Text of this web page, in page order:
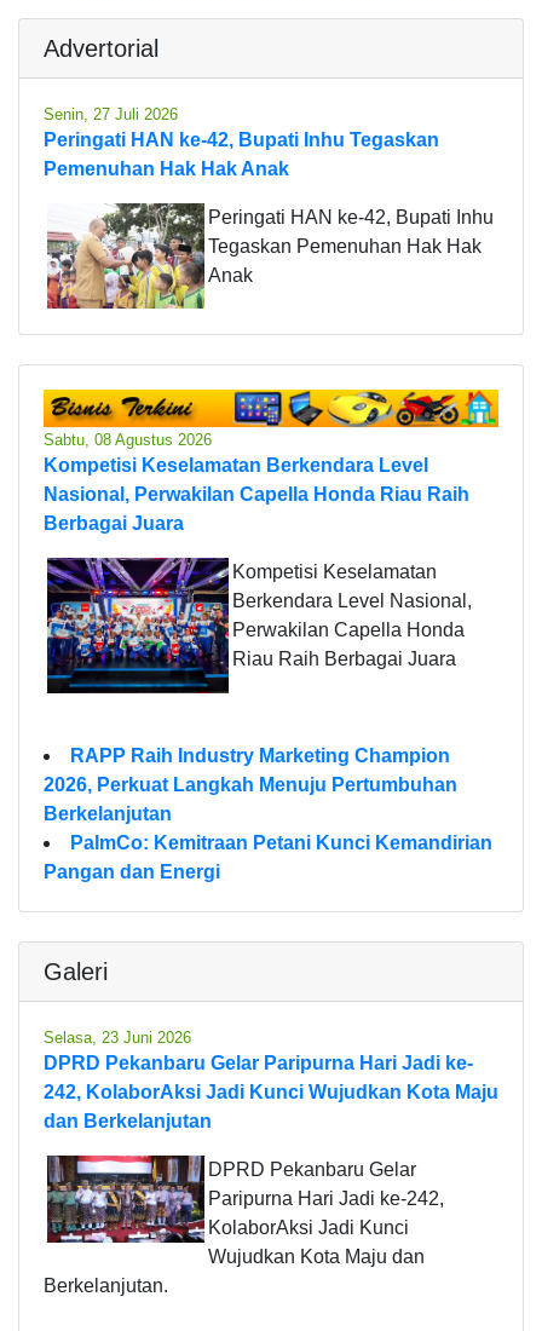
Advertorial
Senin, 27 Juli 2026
Peringati HAN ke-42, Bupati Inhu Tegaskan
Pemenuhan Hak Hak Anak
Peringati HAN ke-42, Bupati Inhu
Tegaskan Pemenuhan Hak Hak
Anak
Sabtu, 08 Agustus 2026
Kompetisi Keselamatan Berkendara Level
Nasional, Perwakilan Capella Honda Riau Raih
Berbagai Juara
Kompetisi Keselamatan
Berkendara Level Nasional,
Perwakilan Capella Honda
Riau Raih Berbagai Juara
RAPP Raih Industry Marketing Champion
2026, Perkuat Langkah Menuju Pertumbuhan
Berkelanjutan
PalmCo: Kemitraan Petani Kunci Kemandirian
Pangan dan Energi
Galeri
Selasa, 23 Juni 2026
DPRD Pekanbaru Gelar Paripurna Hari Jadi ke-
242, KolaborAksi Jadi Kunci Wujudkan Kota Maju
dan Berkelanjutan
DPRD Pekanbaru Gelar
Paripurna Hari Jadi ke-242,
KolaborAksi Jadi Kunci
Wujudkan Kota Maju dan
Berkelanjutan.